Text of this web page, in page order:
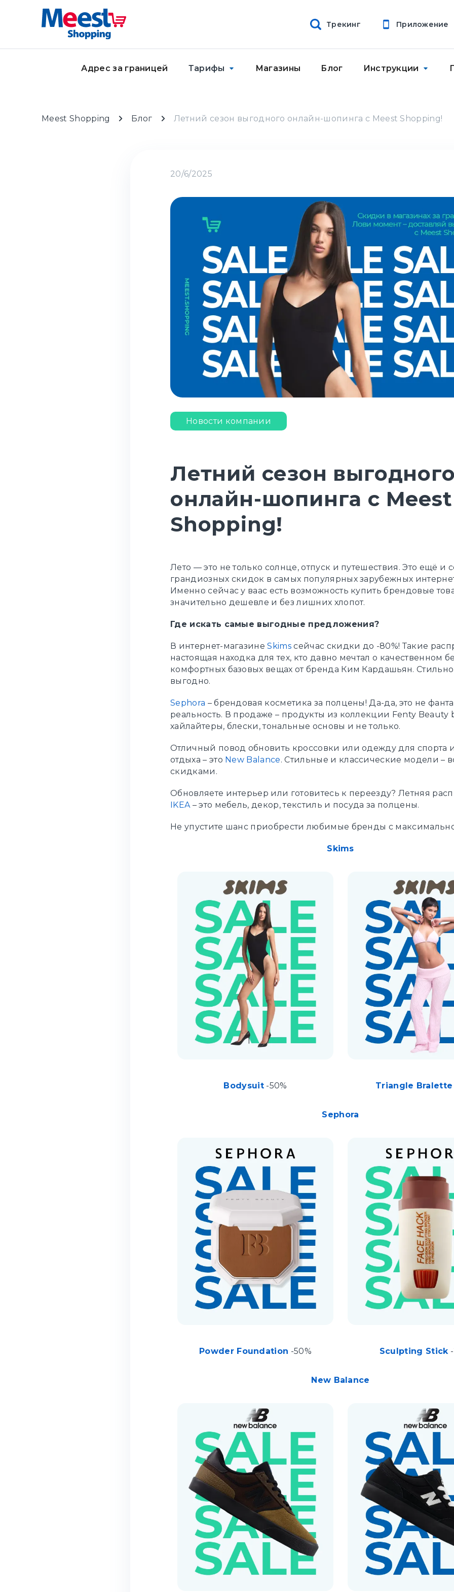
Трекинг Приложение
Адрес за границей Тарифы Магазины Блог Инструкции
Meest Shopping Блог Летний сезон выгодного онлайн-шопинга с Meest Shopping!
20/6/2025
Новости компании
Летний сезон
онлайн-шопинга с Meest
Shopping!
Лето — это не только солнце, отпуск и путешествия. Это ещё и
грандиозных скидок в самых популярных зарубежных
Именно сейчас у ваас есть возможность купить брендовые
значительно дешевле и без лишних хлопот.
Где искать самые выгодные предложения?
В интернет-магазинеSkims сейчас скидки до -80%! Такие
настоящая находка для тех, кто давно мечтал о качественном
комфортных базовых вещах от бренда Ким Кардашьян.
выгодно.
Sephora – брендовая косметика за полцены! Да-да, это не
реальность. В продаже – продукты из коллекции Fenty Beauty
хайлайтеры, блески, тональные основы и не только.
Отличный повод обновить кроссовки или одежду для спорта
отдыха – это New Balance. Стильные и классические модели –
скидками.
Обновляете интерьер или готовитесь к переезду? Летняя
IKEA– это мебель, декор, текстиль и посуда за полцены.
Не упустите шанс приобрести любимые бренды с
Skims
Bodysuit-50% Triangle Bralette
Sephora
Powder Foundation -50% Sculpting Stick-
New Balance